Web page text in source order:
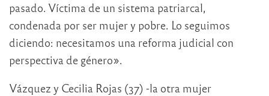
pasado. Víctima de un sistema patriarcal,
condenada por ser mujer y pobre. Lo seguimos
diciendo: necesitamos una reforma judicial con
perspectiva de género».
Vázquez y Cecilia Rojas (37) -la otra mujer